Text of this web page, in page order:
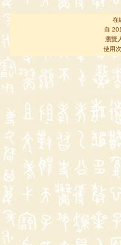
在
自
瀏覽
使用